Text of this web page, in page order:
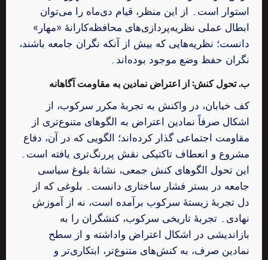
استوار است۔ از این منظر، قیام دی‌ماه را می‌توان
ابطال عملی نظریه‌پردازی‌های محافظه‌کارانهٔ «مهار»
دانست؛ نظریه‌هایی که بیش از آنکه نگران جامعه باشند،
نگران حفظ وضع موجود بوده‌اند۔
ب. تحول کنش: از اعتراض نمادین به مقاومت آگاهانه
کف خیابان، در واکنش به تجربهٔ مکرر سرکوب، از
اشکال صرفاً نمادین اعتراض به الگوهای متنوع‌تری از
مقاومت اجتماعی گذار کرده‌اند؛ الگویی که در آن، دفاع
مشروع و انعطاف تاکتیکی نقش پررنگ‌تری یافته است۔
این تحول الگوهای کنش جمعی، نشانهٔ بلوغ سیاسی
جامعه در بستر فشار ساختاری دانست۔ بلوغی که از
دل تجربهٔ زیستهٔ سرکوب برآمده است، نه از آموزش
نهادی۔ تجربهٔ تاریخی سرکوب، کنشگران را به
بازاندیشی در اشکال اعتراض واداشته و از سطح
نمادین صرف، به کنش‌های متنوع‌تر، ابتکاری‌تر و